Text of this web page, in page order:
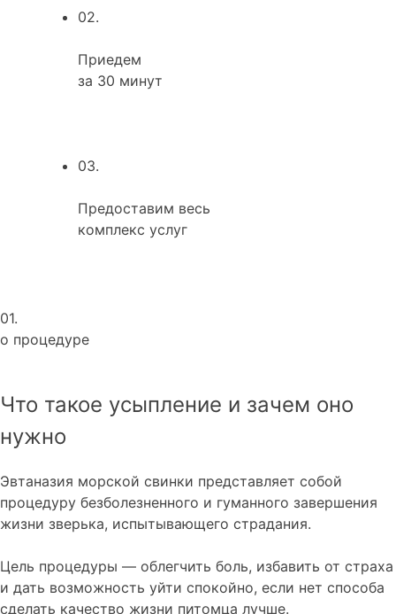
02.
Приедем
за 30 минут
03.
Предоставим весь
комплекс услуг
01.
о процедуре
Что такое усыпление и зачем оно
нужно
Эвтаназия морской свинки представляет собой
процедуру безболезненного и гуманного завершения
жизни зверька, испытывающего страдания.
Цель процедуры — облегчить боль, избавить от страха
и дать возможность уйти спокойно, если нет способа
сделать качество жизни питомца лучше.